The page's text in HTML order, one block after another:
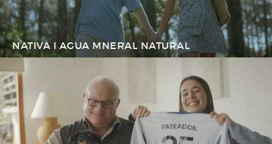
NATIVA I AGUA MNERAL NATURAL